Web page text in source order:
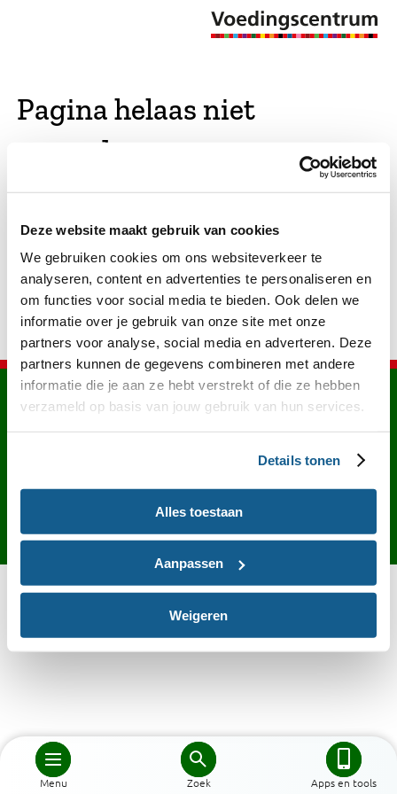
Deze website maakt gebruik van cookies
We gebruiken cookies om ons websiteverkeer te
analyseren, content en advertenties te personaliseren en
om functies voor social media te bieden. Ook delen we
informatie over je gebruik van onze site met onze
partners voor analyse, social media en adverteren. Deze
partners kunnen de gegevens combineren met andere
informatie die je aan ze hebt verstrekt of die ze hebben
verzameld op basis van jouw gebruik van hun services.
Details tonen
Alles toestaan
Aanpassen
Weigeren
Menu Zoek Apps en tools
Pagina helaas niet
gevonden
hebben gekeken of er vergelijkbare pagina's
bestaan. Als dat zo is, dan zie je die hier.
Contact English Privacy
Cookies
Toegankelijkheid
Desktop site